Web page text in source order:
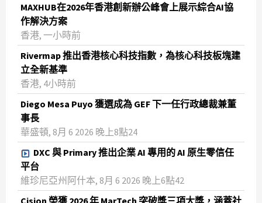
MAXHUB在2026年香港創新辦公峰會上展示綜合AI協
作解決方案
香港, 一小時前
Rivermap 推出香港核心科技指數，為核心科技板塊建
立全新基準
香港, 4小時前
Diego Mesa Puyo 獲選成為 GEF 下一任行政總裁兼董
事長
華盛頓, 8月 6 2026 晚上8點24
DXC 與 Primary 推出企業 AI 專用的 AI 原生零信任
平台
維珍尼亞州阿什本, 8月 6 2026 晚上6點42